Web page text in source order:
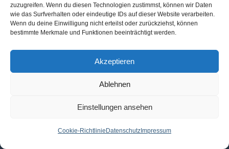
zuzugreifen. Wenn du diesen Technologien zustimmst, können wir Daten
wie das Surfverhalten oder eindeutige IDs auf dieser Website verarbeiten.
Wenn du deine Einwilligung nicht erteilst oder zurückziehst, können
bestimmte Merkmale und Funktionen beeinträchtigt werden.
Akzeptieren
Ablehnen
Einstellungen ansehen
Cookie-Richtlinie Datenschutz Impressum